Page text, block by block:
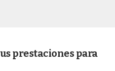
prestaciones para